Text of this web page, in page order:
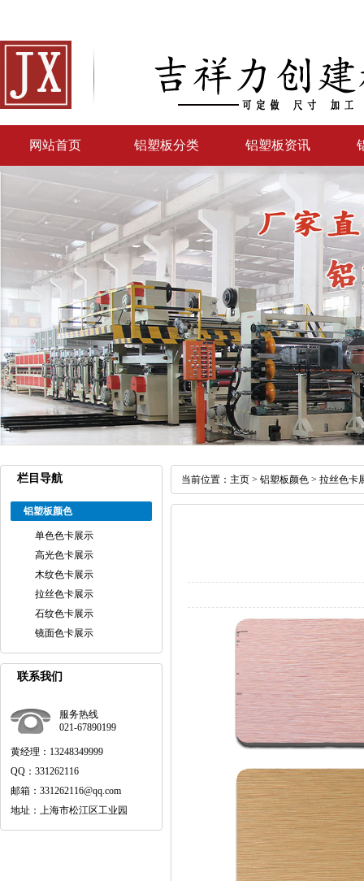
网站首页 铝塑板分类 铝塑板资讯
栏目导航
铝塑板颜色
单色色卡展示
高光色卡展示
木纹色卡展示
拉丝色卡展示
石纹色卡展示
镜面色卡展示
联系我们
服务热线
021-67890199
黄经理：13248349999
QQ：331262116
邮箱：331262116@qq.com
地址：上海市松江区工业园
当前位置： 主页 > 铝塑板颜色 > 拉丝色卡